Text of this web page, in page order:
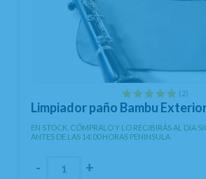
(2)
Limpiador paño Bambu
EN STOCK. CÓMPRALO Y LO RECIBIRÁS AL DIA
ANTES DE LAS 14:00 HORAS PENINSULA
- +